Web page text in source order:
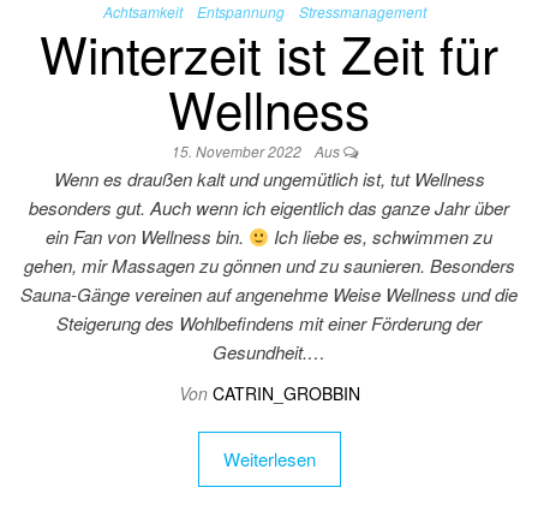
Achtsamkeit Entspannung Stressmanagement
Winterzeit ist Zeit für
Wellness
15. November 2022 Aus
Wenn es draußen kalt und ungemütlich ist, tut Wellness
besonders gut. Auch wenn ich eigentlich das ganze Jahr über
ein Fan von Wellness bin.
Ich liebe es, schwimmen zu
gehen, mir Massagen zu gönnen und zu saunieren. Besonders
Sauna-Gänge vereinen auf angenehme Weise Wellness und die
Steigerung des Wohlbefindens mit einer Förderung der
Gesundheit.…
Von CATRIN_GROBBIN
Weiterlesen